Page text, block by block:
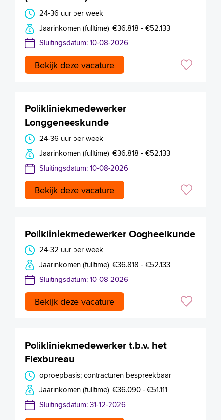
24-36 uur per week
Jaarinkomen (fulltime): €36.818 - €52.133
Sluitingsdatum: 10-08-2026
Bekijk deze vacature
Polikliniekmedewerker
Longgeneeskunde
24-36 uur per week
Jaarinkomen (fulltime): €36.818 - €52.133
Sluitingsdatum: 10-08-2026
Bekijk deze vacature
Polikliniekmedewerker Oogheelkunde
24-32 uur per week
Jaarinkomen (fulltime): €36.818 - €52.133
Sluitingsdatum: 10-08-2026
Bekijk deze vacature
Polikliniekmedewerker t.b.v. het
Flexbureau
oproepbasis; contracturen bespreekbaar
Jaarinkomen (fulltime): €36.090 - €51.111
Sluitingsdatum: 31-12-2026